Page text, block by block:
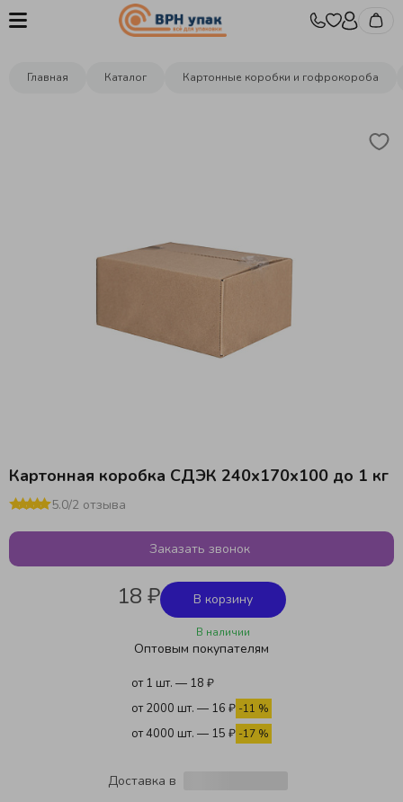
Главная Каталог Картонные коробки и гофрокороба
Картонная коробка СДЭК 240х170х100 до 1 кг
5.0/2 отзыва
Заказать звонок
18 ₽ В корзину
В наличии
Оптовым покупателям
от 1 шт. — 18 ₽
от 2000 шт. — 16 ₽ -11 %
от 4000 шт. — 15 ₽ -17 %
Доставка в